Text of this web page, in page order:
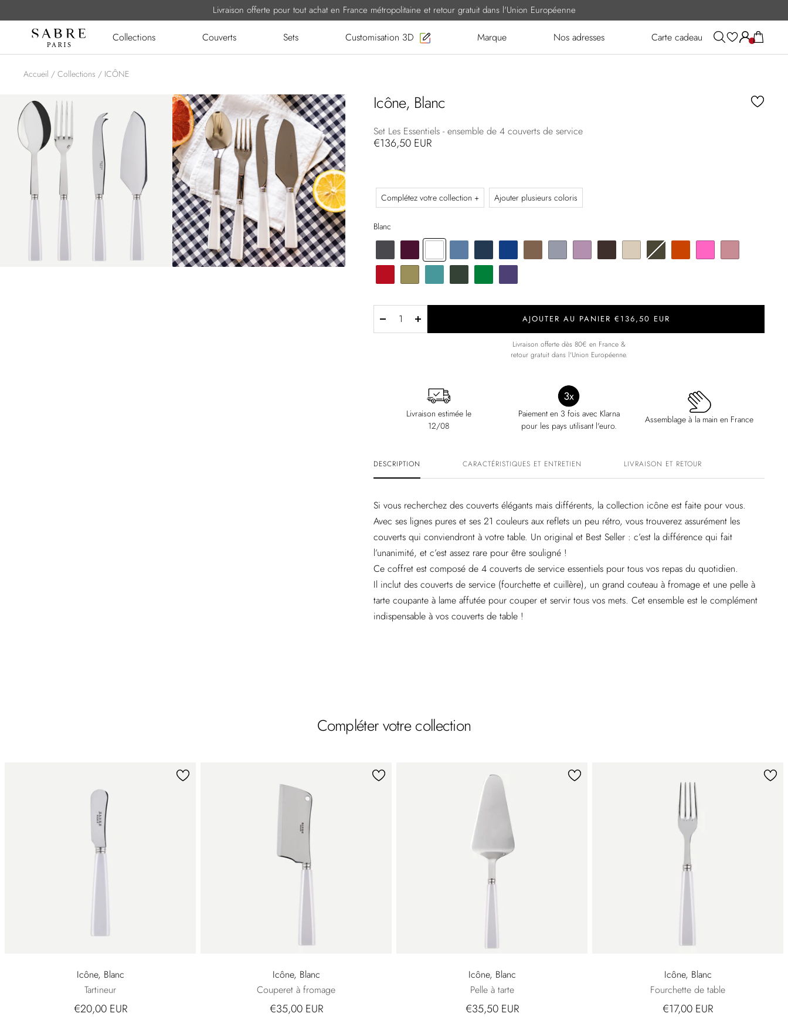
au
Livraison offerte pour tout achat en France métropolitaine et retour gratuit dans l'Union Européenne
Sabre
Collections Couverts Sets Customisation 3D Marque Nos adresses Carte cadeau
Accueil Collections ICÔNE
Icône, Blanc
Set Les Essentiels - ensemble de 4 couverts de service
€136,50 EUR
Complétez votre collection + Ajouter plusieurs coloris
Blanc
Réduire
Augmenter
AJOUTER AU PANIER €136,50 EUR
Livraison offerte dès 80€ en France &
retour gratuit dans l'Union Européenne.
Livraison estimée le
12/08
Paiement en 3 fois avec Klarna
pour les pays utilisant l'euro.
Assemblage à la main en France
DESCRIPTION CARACTÉRISTIQUES ET ENTRETIEN LIVRAISON ET RETOUR
Si vous recherchez des couverts élégants mais différents, la collection icône est faite pour vous.
Avec ses lignes pures et ses 21 couleurs aux reflets un peu rétro, vous trouverez assurément les
couverts qui conviendront à votre table. Un original et Best Seller : c’est la différence qui fait
l’unanimité, et c’est assez rare pour être souligné !
Ce coffret est composé de 4 couverts de service essentiels pour tous vos repas du quotidien.
Il inclut des couverts de service (fourchette et cuillère), un grand couteau à fromage et une pelle à
tarte coupante à lame affutée pour couper et servir tous vos mets. Cet ensemble est le complément
indispensable à vos couverts de table !
Compléter votre collection
Icône, Blanc
Tartineur
€20,00 EUR
Icône, Blanc
Couperet à fromage
€35,00 EUR
Icône, Blanc
Pelle à tarte
€35,50 EUR
Icône, Blanc
Fourchette de table
€17,00 EUR